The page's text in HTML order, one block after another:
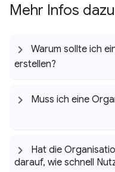
Mehr Infos dazu
Warum sollte ich
erstellen?
Muss ich eine
Hat die
darauf, wie schnell